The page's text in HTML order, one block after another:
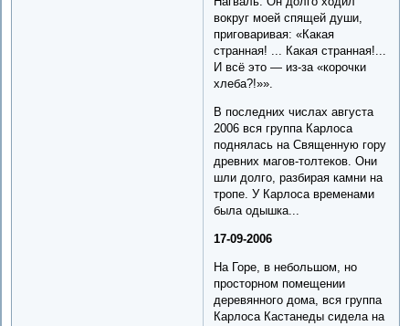
вокруг моей спящей души,
приговаривая: «Какая
странная! ... Какая странная!...
И всё это — из-за «корочки
хлеба?!»».
В последних числах августа
2006 вся группа Карлоса
поднялась на Священную гору
древних магов-толтеков. Они
шли долго, разбирая камни на
тропе. У Карлоса временами
была одышка...
17-09-2006
На Горе, в небольшом, но
просторном помещении
деревянного дома, вся группа
Карлоса Кастанеды сидела на